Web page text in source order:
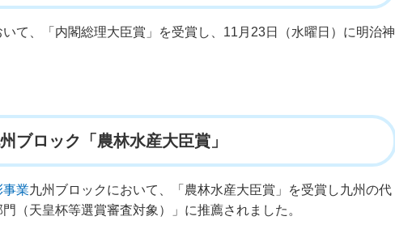
て、「内閣総理大臣賞」を受賞し、11月23日（水曜日）に明治神
ブロック「農林水産大臣賞」
事業九州ブロックにおいて、「農林水産大臣賞」を受賞し九州の代
（天皇杯等選賞審査対象）」に推薦されました。